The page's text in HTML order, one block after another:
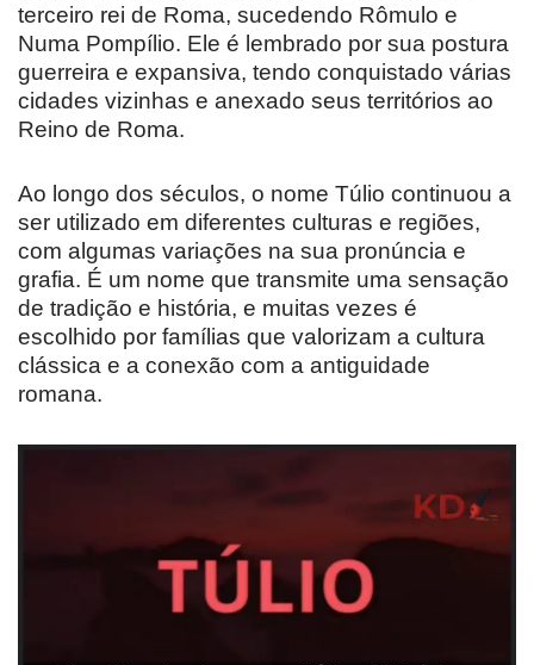
terceiro rei de Roma, sucedendo Rômulo e
Numa Pompílio. Ele é lembrado por sua postura
guerreira e expansiva, tendo conquistado várias
cidades vizinhas e anexado seus territórios ao
Reino de Roma.
Ao longo dos séculos, o nome Túlio continuou a
ser utilizado em diferentes culturas e regiões,
com algumas variações na sua pronúncia e
grafia. É um nome que transmite uma sensação
de tradição e história, e muitas vezes é
escolhido por famílias que valorizam a cultura
clássica e a conexão com a antiguidade
romana.